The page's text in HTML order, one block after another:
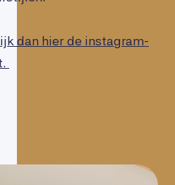
dan hier de instagram-